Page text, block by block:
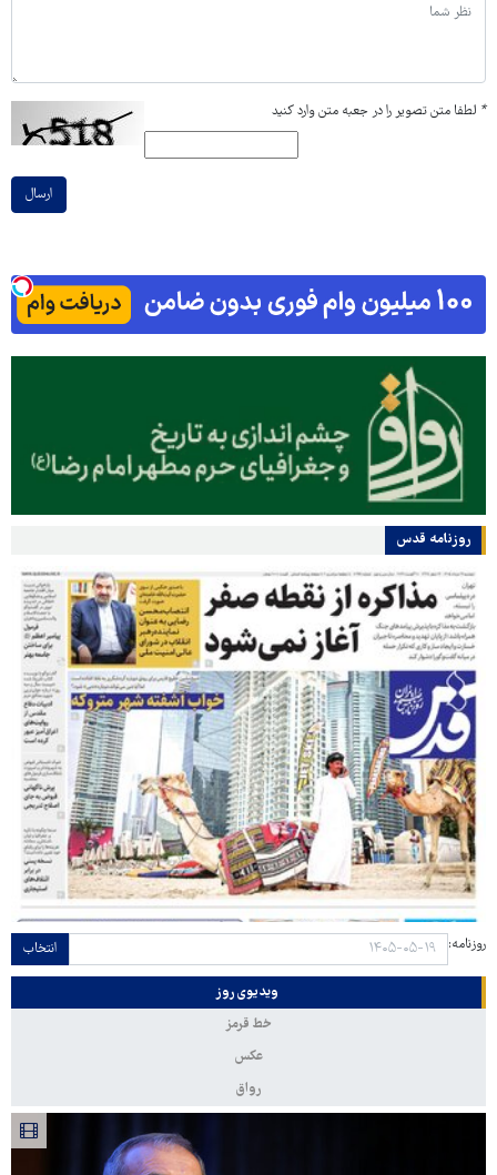
* لطفا متن تصویر را در جعبه متن وارد کنید
ارسال
روزنامه قدس
روزنامه: انتخاب
ویدیوی روز
خط قرمز
عکس
رواق